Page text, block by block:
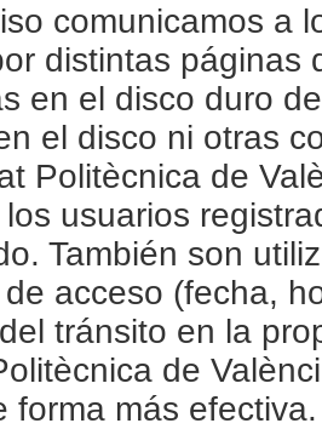
comunicamos a
distintas páginas
en el disco duro
el disco ni otras
Politècnica de
usuarios
También son
acceso (fecha,
tránsito en la
de
forma más efectiva.